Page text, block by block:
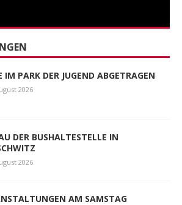
IM PARK DER JUGEND ABGETRAGEN
2026
DER BUSHALTESTELLE IN
2026
AM SAMSTAG